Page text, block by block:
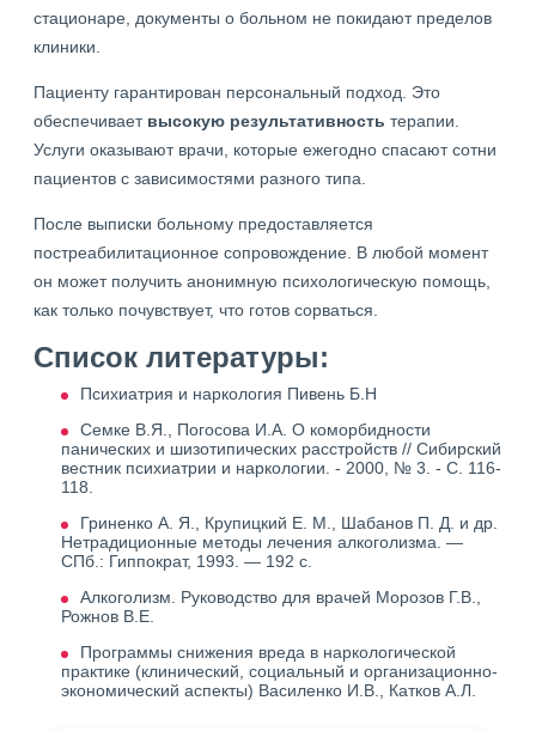
стационаре, документы о больном не покидают пределов
клиники.
Пациенту гарантирован персональный подход. Это
обеспечивает высокую результативность терапии.
Услуги оказывают врачи, которые ежегодно спасают сотни
пациентов с зависимостями разного типа.
После выписки больному предоставляется
постреабилитационное сопровождение. В любой момент
он может получить анонимную психологическую помощь,
как только почувствует, что готов сорваться.
Список литературы:
Психиатрия и наркология Пивень Б.Н
Семке В.Я., Погосова И.А. О коморбидности
панических и шизотипических расстройств // Сибирский
вестник психиатрии и наркологии. - 2000, № 3. - С. 116-
118.
Гриненко А. Я., Крупицкий Е. М., Шабанов П. Д. и др.
Нетрадиционные методы лечения алкоголизма. —
СПб.: Гиппократ, 1993. — 192 с.
Алкоголизм. Руководство для врачей Морозов Г.В.,
Рожнов В.Е.
Программы снижения вреда в наркологической
практике (клинический, социальный и организационно-
экономический аспекты) Василенко И.В., Катков А.Л.